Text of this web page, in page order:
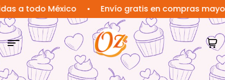
México • Envío gratis en compras mayores a